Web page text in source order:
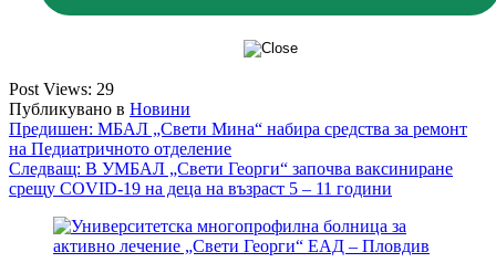
Post Views: 29
Публикувано в Новини
Навигация
Предишен: МБАЛ „Свети Мина“ набира средства за ремонт
на Педиатричното отделение
Следващ: В УМБАЛ „Свети Георги“ започва ваксиниране
срещу COVID-19 на деца на възраст 5 – 11 години